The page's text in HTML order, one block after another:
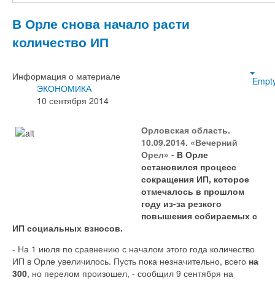
В Орле снова начало расти
количество ИП
Информация о материале
ЭКОНОМИКА
10 сентября 2014
Орловская область.
10.09.2014. «Вечерний
Орел» - В Орле
остановился процесс
сокращения ИП, которое
отмечалось в прошлом
году из-за резкого
повышения собираемых с
ИП социальных взносов.
- На 1 июля по сравнению с началом этого года количество
ИП в Орле увеличилось. Пусть пока незначительно, всего на
300, но перелом произошел, - сообщил 9 сентября на